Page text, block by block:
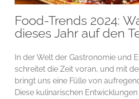
Food-Trends 2024:
dieses Jahr auf den
In der Welt der Gastronomie und
schreitet die Zeit voran, und mit
bringt uns eine Fülle von
Diese kulinarischen